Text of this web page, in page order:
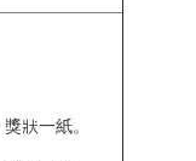
獎狀一紙。